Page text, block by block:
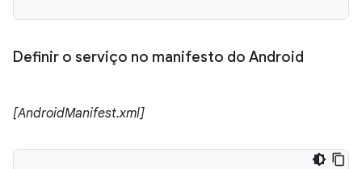
Definir o serviço no manifesto do Android
[AndroidManifest.xml]